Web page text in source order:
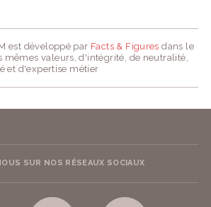
est développé par Facts & Figures dans le
mêmes valeurs, d'intégrité, de neutralité,
et d'expertise métier
SUR NOS RÉSEAUX SOCIAUX